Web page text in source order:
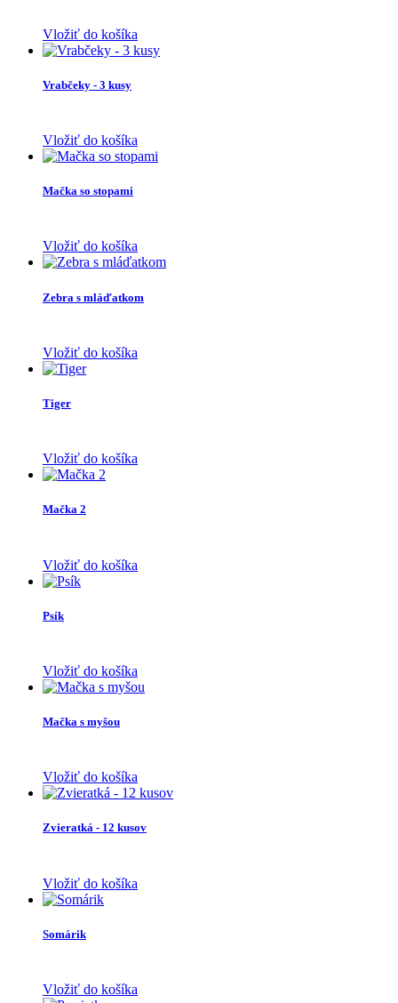
Vložiť do košíka
Vrabčeky - 3 kusy
Vložiť do košíka
Mačka so stopami
Vložiť do košíka
Zebra s mláďatkom
Vložiť do košíka
Tiger
Vložiť do košíka
Mačka 2
Vložiť do košíka
Psík
Vložiť do košíka
Mačka s myšou
Vložiť do košíka
Zvieratká - 12 kusov
Vložiť do košíka
Somárik
Vložiť do košíka